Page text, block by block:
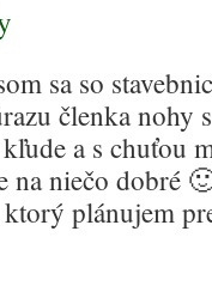
sa so
členka nohy
a s chuťou
na niečo dobré
plánujem